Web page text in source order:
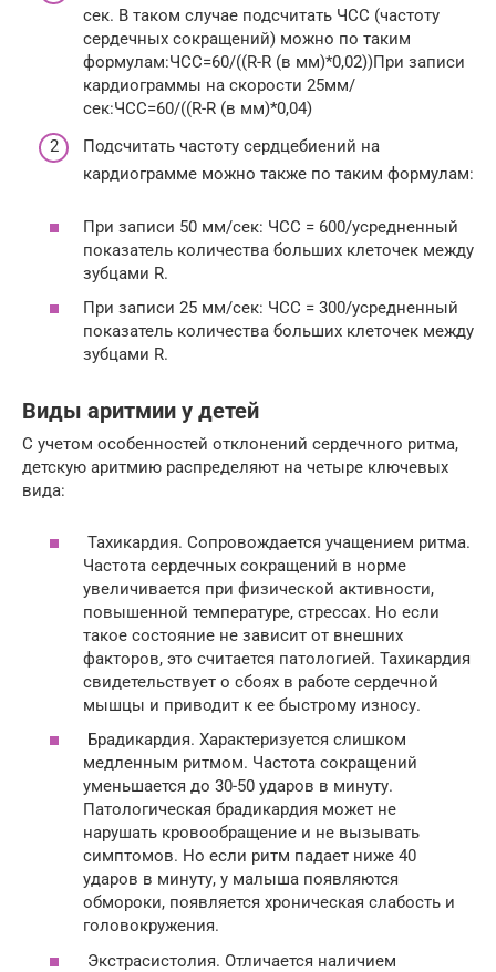
сек. В таком случае подсчитать ЧСС (частоту
сердечных сокращений) можно по таким
формулам:ЧСС=60/((R-R (в мм)*0,02))При записи
кардиограммы на скорости 25мм/
сек:ЧСС=60/((R-R (в мм)*0,04)
Подсчитать частоту сердцебиений на
кардиограмме можно также по таким формулам:
При записи 50 мм/сек: ЧСС = 600/усредненный
показатель количества больших клеточек между
зубцами R.
При записи 25 мм/сек: ЧСС = 300/усредненный
показатель количества больших клеточек между
зубцами R.
Виды аритмии у детей
С учетом особенностей отклонений сердечного ритма,
детскую аритмию распределяют на четыре ключевых
вида:
Тахикардия. Сопровождается учащением ритма.
Частота сердечных сокращений в норме
увеличивается при физической активности,
повышенной температуре, стрессах. Но если
такое состояние не зависит от внешних
факторов, это считается патологией. Тахикардия
свидетельствует о сбоях в работе сердечной
мышцы и приводит к ее быстрому износу.
Брадикардия. Характеризуется слишком
медленным ритмом. Частота сокращений
уменьшается до 30-50 ударов в минуту.
Патологическая брадикардия может не
нарушать кровообращение и не вызывать
симптомов. Но если ритм падает ниже 40
ударов в минуту, у малыша появляются
обмороки, появляется хроническая слабость и
головокружения.
Экстрасистолия. Отличается наличием